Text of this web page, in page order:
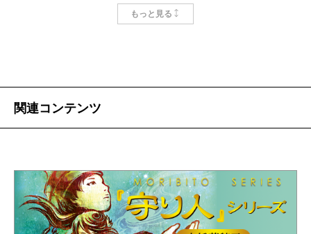
て感じた「物語づくり」について、大いに語り合って
全ては繋がっている
日、二人はどこにいました？
上橋私は、茨城の利根町図書館で、カウンターに本
もっと見る
関連コンテンツ